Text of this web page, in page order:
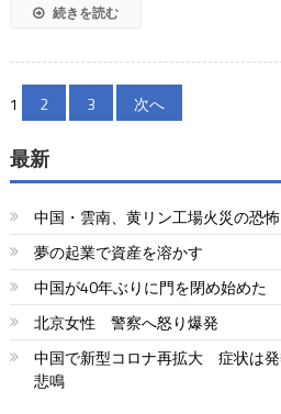
続きを読む
投
稿
の
ペ
ー
ジ
送
り
1 2 3 次へ
最新
中国・雲南、黄リン工場火災の恐
夢の起業で資産を溶かす
中国が40年ぶりに門を閉め始めた
北京女性 警察へ怒り爆発
中国で新型コロナ再拡大 症状は
悲鳴